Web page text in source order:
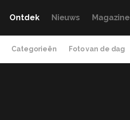
Ontdek Nieuws Magazine
Categorieën Foto van de dag